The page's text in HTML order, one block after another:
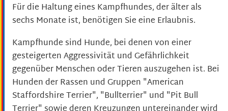
Für die Haltung eines Kampfhundes, der älter als
sechs Monate ist, benötigen Sie eine Erlaubnis.
Kampfhunde sind Hunde, bei denen von einer
gesteigerten Aggressivität und Gefährlichkeit
gegenüber Menschen oder Tieren auszugehen ist. Bei
Hunden der Rassen und Gruppen "American
Staffordshire Terrier", "Bullterrier" und "Pit Bull